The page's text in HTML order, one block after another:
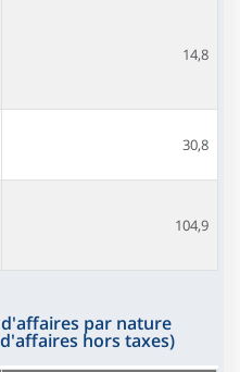
14,8
30,8
104,9
par nature
hors taxes)